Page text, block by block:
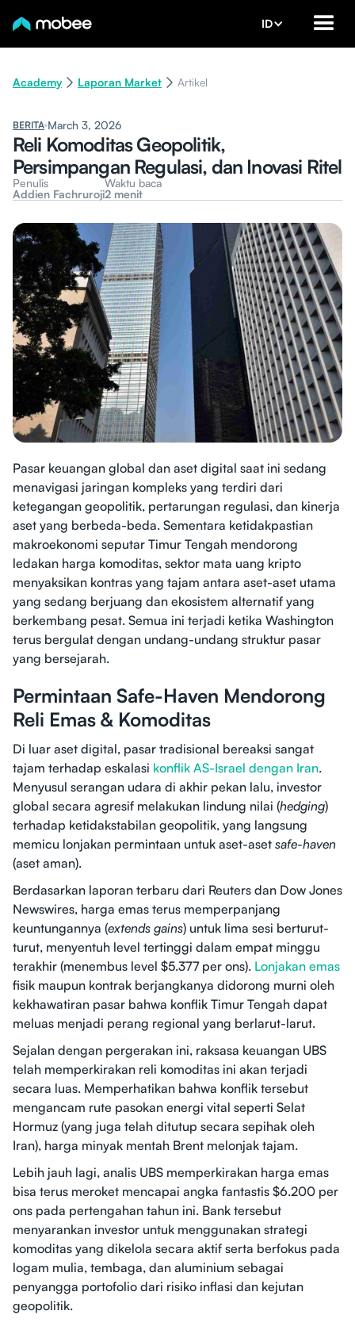
ID
Academy Laporan Market Artikel
BERITA March 3, 2026
Reli Komoditas Geopolitik,
Persimpangan Regulasi, dan Inovasi Ritel
Penulis
Addien Fachruroji
Waktu baca
2 menit
Pasar keuangan global dan aset digital saat ini sedang
menavigasi jaringan kompleks yang terdiri dari
ketegangan geopolitik, pertarungan regulasi, dan kinerja
aset yang berbeda-beda. Sementara ketidakpastian
makroekonomi seputar Timur Tengah mendorong
ledakan harga komoditas, sektor mata uang kripto
menyaksikan kontras yang tajam antara aset-aset utama
yang sedang berjuang dan ekosistem alternatif yang
berkembang pesat. Semua ini terjadi ketika Washington
terus bergulat dengan undang-undang struktur pasar
yang bersejarah.
Permintaan Safe-Haven Mendorong
Reli Emas & Komoditas
Di luar aset digital, pasar tradisional bereaksi sangat
tajam terhadap eskalasi konflik AS-Israel dengan Iran.
Menyusul serangan udara di akhir pekan lalu, investor
global secara agresif melakukan lindung nilai (hedging)
terhadap ketidakstabilan geopolitik, yang langsung
memicu lonjakan permintaan untuk aset-aset safe-haven
(aset aman).
Berdasarkan laporan terbaru dari Reuters dan Dow Jones
Newswires, harga emas terus memperpanjang
keuntungannya (extends gains) untuk lima sesi berturut-
turut, menyentuh level tertinggi dalam empat minggu
terakhir (menembus level $5.377 per ons). Lonjakan emas
fisik maupun kontrak berjangkanya didorong murni oleh
kekhawatiran pasar bahwa konflik Timur Tengah dapat
meluas menjadi perang regional yang berlarut-larut.
Sejalan dengan pergerakan ini, raksasa keuangan UBS
telah memperkirakan reli komoditas ini akan terjadi
secara luas. Memperhatikan bahwa konflik tersebut
mengancam rute pasokan energi vital seperti Selat
Hormuz (yang juga telah ditutup secara sepihak oleh
Iran), harga minyak mentah Brent melonjak tajam.
Lebih jauh lagi, analis UBS memperkirakan harga emas
bisa terus meroket mencapai angka fantastis $6.200 per
ons pada pertengahan tahun ini. Bank tersebut
menyarankan investor untuk menggunakan strategi
komoditas yang dikelola secara aktif serta berfokus pada
logam mulia, tembaga, dan aluminium sebagai
penyangga portofolio dari risiko inflasi dan kejutan
geopolitik.